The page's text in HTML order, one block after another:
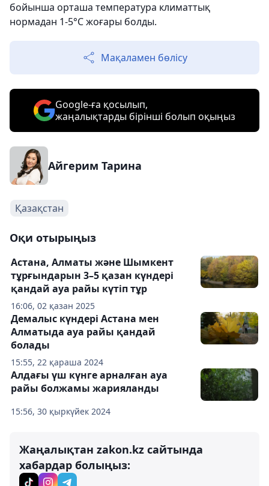
бойынша орташа температура климаттық
нормадан 1-5°С жоғары болды.
Мақаламен бөлісу
Google-ға қосылып,
жаңалықтарды бірінші болып оқыңыз
Айгерим Тарина
Қазақстан
Оқи отырыңыз
16:06, 02 қазан 2025
Астана, Алматы және Шымкент
тұрғындарын 3–5 қазан күндері
қандай ауа райы күтіп тұр
15:55, 22 қараша 2024
Демалыс күндері Астана мен
Алматыда ауа райы қандай
болады
15:56, 30 қыркүйек 2024
Алдағы үш күнге арналған ауа
райы болжамы жарияланды
Жаңалықтан zakon.kz сайтында
хабардар болыңыз: